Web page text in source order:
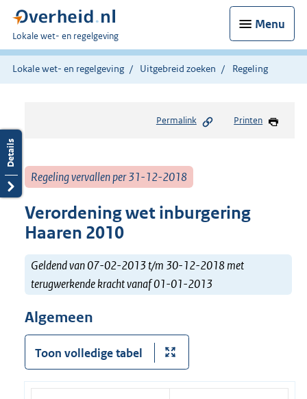
Menu
U
bent
hier:
Lokale wet- en regelgeving
Lokale wet- en regelgeving Uitgebreid zoeken Regeling
Permalink Printen
Regeling vervallen per 31-12-2018
Verordening wet inburgering
Haaren 2010
Geldend van 07-02-2013 t/m 30-12-2018 met
terugwerkende kracht vanaf 01-01-2013
Algemeen
Toon volledige tabel